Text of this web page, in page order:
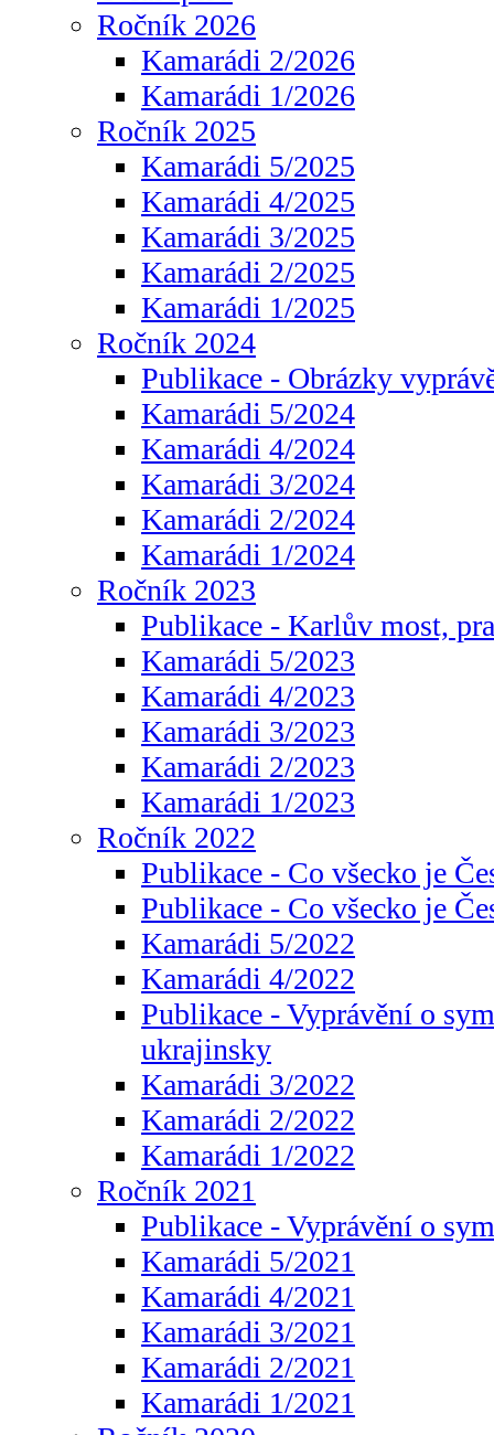
Ročník 2026
Kamarádi 2/2026
Kamarádi 1/2026
Ročník 2025
Kamarádi 5/2025
Kamarádi 4/2025
Kamarádi 3/2025
Kamarádi 2/2025
Kamarádi 1/2025
Ročník 2024
Publikace - Obrázky
Kamarádi 5/2024
Kamarádi 4/2024
Kamarádi 3/2024
Kamarádi 2/2024
Kamarádi 1/2024
Ročník 2023
Publikace - Karlův most,
Kamarádi 5/2023
Kamarádi 4/2023
Kamarádi 3/2023
Kamarádi 2/2023
Kamarádi 1/2023
Ročník 2022
Publikace - Co všecko je
Publikace - Co všecko je
Kamarádi 5/2022
Kamarádi 4/2022
Publikace - Vyprávění o
ukrajinsky
Kamarádi 3/2022
Kamarádi 2/2022
Kamarádi 1/2022
Ročník 2021
Publikace - Vyprávění o
Kamarádi 5/2021
Kamarádi 4/2021
Kamarádi 3/2021
Kamarádi 2/2021
Kamarádi 1/2021